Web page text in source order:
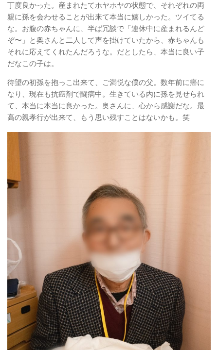
丁度良かった。産まれたてホヤホヤの状態で、それぞれの両
親に孫を会わせることが出来て本当に嬉しかった。ツイてる
な。お腹の赤ちゃんに、半ば冗談で「連休中に産まれるんど
ぞ〜」と奥さんと二人して声を掛けていたから、赤ちゃんも
それに応えてくれたんだろうな。だとしたら、本当に良い子
だなこの子は。
待望の初孫を抱っこ出来て、ご満悦な僕の父。数年前に癌に
なり、現在も抗癌剤で闘病中。生きている内に孫を見せられ
て、本当に本当に良かった。奥さんに、心から感謝だな。最
高の親孝行が出来て、もう思い残すことはないかも。笑